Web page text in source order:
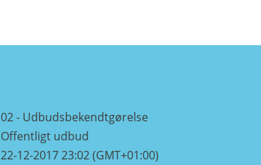
02 - Udbudsbekendtgørelse
Offentligt udbud
22-12-2017 23:02 (GMT+01:00)